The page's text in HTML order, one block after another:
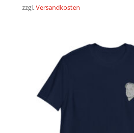
zzgl.Versandkosten